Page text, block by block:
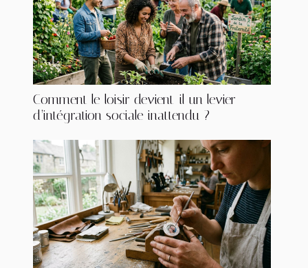
Comment le loisir devient-il un levier
d’intégration sociale inattendu ?